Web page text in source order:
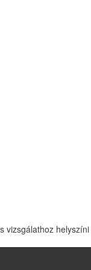
vizsgálathoz
Kft.2008